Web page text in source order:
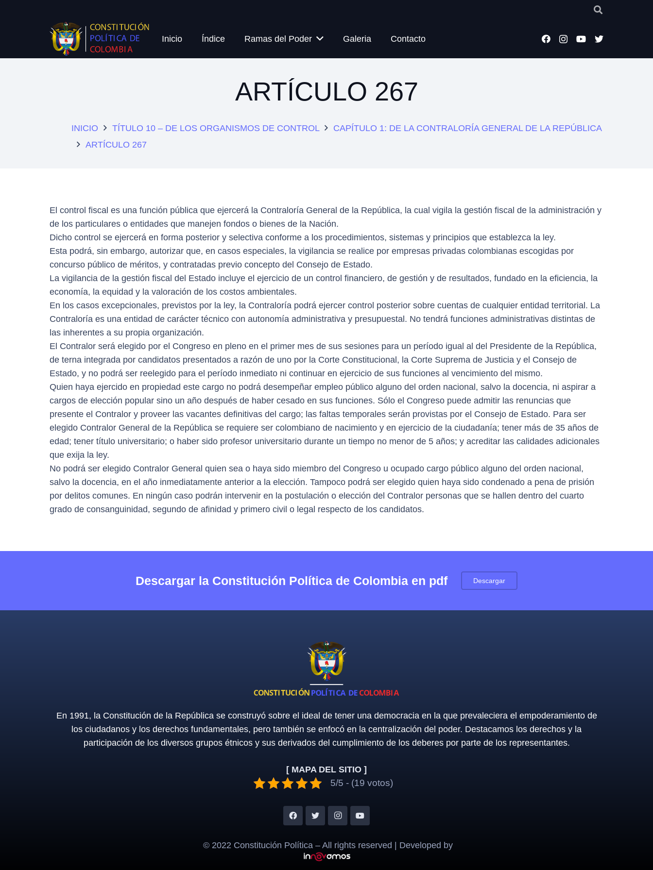
Inicio Índice Ramas del Poder Galeria Contacto
ARTÍCULO 267
INICIO TÍTULO 10 – DE LOS ORGANISMOS DE CONTROL
CAPÍTULO 1: DE LA CONTRALORÍA GENERAL DE LA REPÚBLICA
ARTÍCULO 267
El control fiscal es una función pública que ejercerá la Contraloría General de la República, la cual vigila la gestión fiscal de la administración y
de los particulares o entidades que manejen fondos o bienes de la Nación.
Dicho control se ejercerá en forma posterior y selectiva conforme a los procedimientos, sistemas y principios que establezca la ley.
Esta podrá, sin embargo, autorizar que, en casos especiales, la vigilancia se realice por empresas privadas colombianas escogidas por
concurso público de méritos, y contratadas previo concepto del Consejo de Estado.
La vigilancia de la gestión fiscal del Estado incluye el ejercicio de un control financiero, de gestión y de resultados, fundado en la eficiencia, la
economía, la equidad y la valoración de los costos ambientales.
En los casos excepcionales, previstos por la ley, la Contraloría podrá ejercer control posterior sobre cuentas de cualquier entidad territorial. La
Contraloría es una entidad de carácter técnico con autonomía administrativa y presupuestal. No tendrá funciones administrativas distintas de
las inherentes a su propia organización.
El Contralor será elegido por el Congreso en pleno en el primer mes de sus sesiones para un período igual al del Presidente de la República,
de terna integrada por candidatos presentados a razón de uno por la Corte Constitucional, la Corte Suprema de Justicia y el Consejo de
Estado, y no podrá ser reelegido para el período inmediato ni continuar en ejercicio de sus funciones al vencimiento del mismo.
Quien haya ejercido en propiedad este cargo no podrá desempeñar empleo público alguno del orden nacional, salvo la docencia, ni aspirar a
cargos de elección popular sino un año después de haber cesado en sus funciones. Sólo el Congreso puede admitir las renuncias que
presente el Contralor y proveer las vacantes definitivas del cargo; las faltas temporales serán provistas por el Consejo de Estado. Para ser
elegido Contralor General de la República se requiere ser colombiano de nacimiento y en ejercicio de la ciudadanía; tener más de 35 años de
edad; tener título universitario; o haber sido profesor universitario durante un tiempo no menor de 5 años; y acreditar las calidades adicionales
que exija la ley.
No podrá ser elegido Contralor General quien sea o haya sido miembro del Congreso u ocupado cargo público alguno del orden nacional,
salvo la docencia, en el año inmediatamente anterior a la elección. Tampoco podrá ser elegido quien haya sido condenado a pena de prisión
por delitos comunes. En ningún caso podrán intervenir en la postulación o elección del Contralor personas que se hallen dentro del cuarto
grado de consanguinidad, segundo de afinidad y primero civil o legal respecto de los candidatos.
Descargar la Constitución Política de Colombia en pdf Descargar
En 1991, la Constitución de la República se construyó sobre el ideal de tener una democracia en la que prevaleciera el empoderamiento de
los ciudadanos y los derechos fundamentales, pero también se enfocó en la centralización del poder. Destacamos los derechos y la
participación de los diversos grupos étnicos y sus derivados del cumplimiento de los deberes por parte de los representantes.
[ MAPA DEL SITIO ]
5/5 - (19 votos)
© 2022 Constitución Política – All rights reserved | Developed by